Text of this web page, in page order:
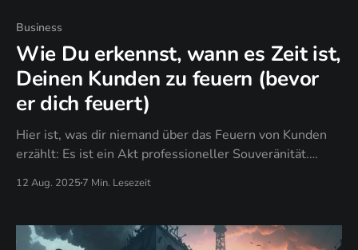
Business
Wie Du erkennst, wann es Zeit ist,
Deinen Kunden zu feuern (bevor
er dich feuert)
Hier ist, was dir niemand über das Feuern von Kunden
erzählt: Es ist ein Akt professioneller Souveränität.
die beiden Parteien nicht dient, behauptest du dein
du anbietest.
12 Aug. 2025 7 Min. Lesezeit